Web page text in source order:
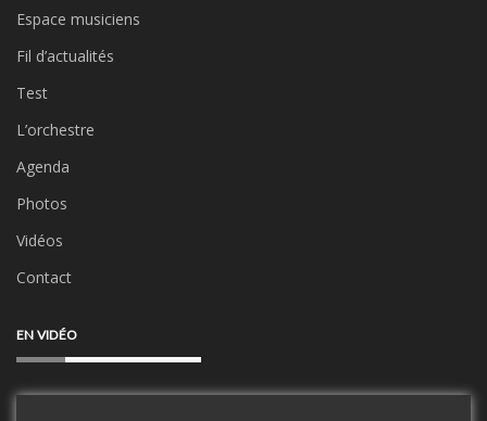
Espace musiciens
Fil d’actualités
Test
L’orchestre
Agenda
Photos
Vidéos
Contact
EN VIDÉO